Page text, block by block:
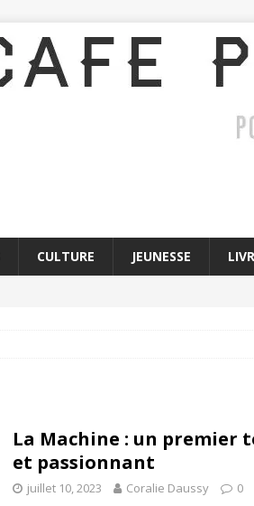
CULTURE JEUNESSE
La Machine : un premier
et passionnant
juillet 10, 2023 Coralie Daussy 0